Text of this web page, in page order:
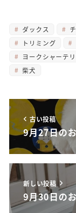
ダックス
トリミング
ヨークシャーテ
柴犬
古い投稿
9月27日の
新しい投稿
9月30日の